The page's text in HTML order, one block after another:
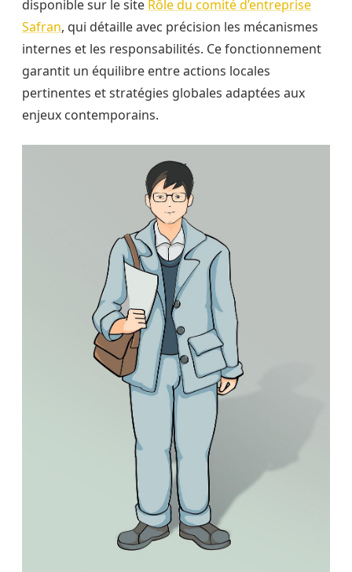
disponible sur le site Rôle du comité d’entreprise
Safran, qui détaille avec précision les mécanismes
internes et les responsabilités. Ce fonctionnement
garantit un équilibre entre actions locales
pertinentes et stratégies globales adaptées aux
enjeux contemporains.